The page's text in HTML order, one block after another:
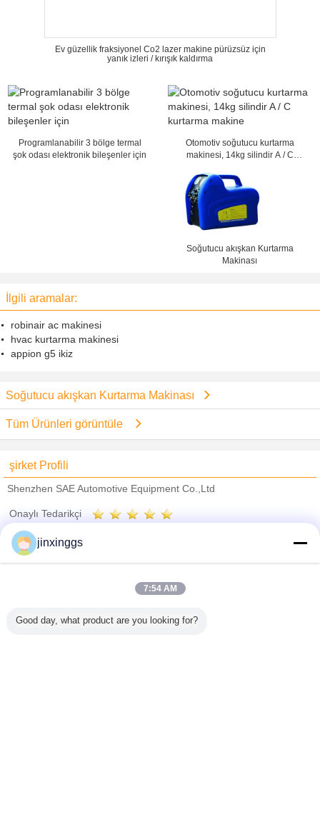
Ev güzellik fraksiyonel Co2 lazer makine pürüzsüz için
yanık izleri / kırışık kaldırma
Programlanabilir 3 bölge termal
şok odası elektronik bileşenler için
Otomotiv soğutucu kurtarma
makinesi, 14kg silindir A / C
Soğutucu akışkan Kurtarma
Makinası
İlgili aramalar:
robinair ac makinesi
hvac kurtarma makinesi
appion g5 ikiz
Soğutucu akışkan Kurtarma Makinası
Tüm Ürünleri görüntüle
şirket Profili
Shenzhen SAE Automotive Equipment Co.,Ltd
Onaylı Tedarikçi
Trust Seal
Tüm ürünler
jinxinggs
7:54 AM
Good day, what product are you looking for?